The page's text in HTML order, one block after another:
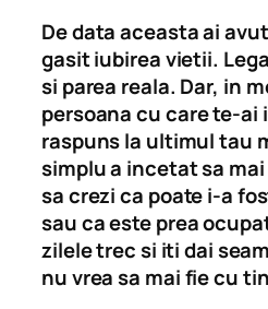
De data aceasta ai
gasit iubirea vietii.
si parea reala. Dar, in
persoana cu care te-ai
raspuns la ultimul tau
simplu a incetat sa
sa crezi ca poate i-a
sau ca este prea
zilele trec si iti dai
nu vrea sa mai fie cu